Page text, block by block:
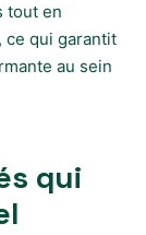
tout en
ce qui garantit
au sein
qui